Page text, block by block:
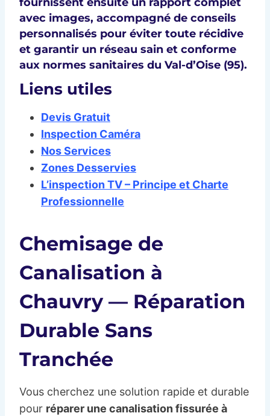
avec images, accompagné de conseils
personnalisés pour éviter toute récidive
et garantir un réseau sain et conforme
aux normes sanitaires du Val-d’Oise (95).
Liens utiles
Devis Gratuit
Inspection Caméra
Nos Services
Zones Desservies
L’inspection TV – Principe et Charte
Professionnelle
Chemisage de
Canalisation à
Chauvry — Réparation
Durable Sans
Tranchée
Vous cherchez une solution rapide et durable
pour réparer une canalisation fissurée à